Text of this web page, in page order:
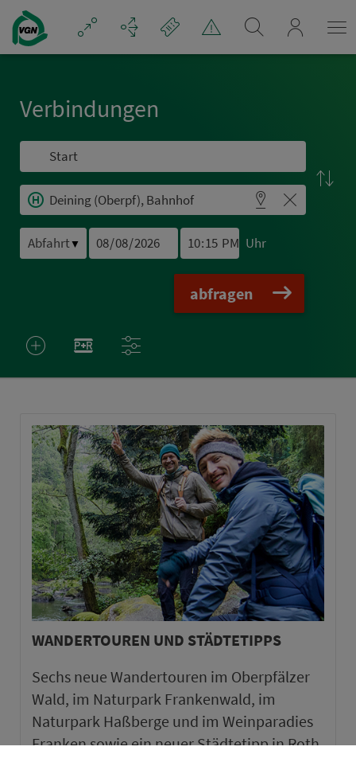
Navigation überspringen
Ver­bin­dungen
▼ Uhr
abfragen
WANDERTOUREN UND STÄDTETIPPS
Sechs neue Wandertouren im Oberpfälzer
Wald, im Naturpark Frankenwald, im
Naturpark Haßberge und im Weinparadies
Franken sowie ein neuer Städtetipp in Roth.